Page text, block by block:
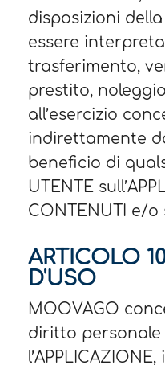
disposizioni della
essere
trasferimento,
prestito,
all’esercizio
indirettamente
beneficio di
UTENTE
CONTENUTI e/o
ARTICOLO
D'USO​
MOOVAGO
diritto personale